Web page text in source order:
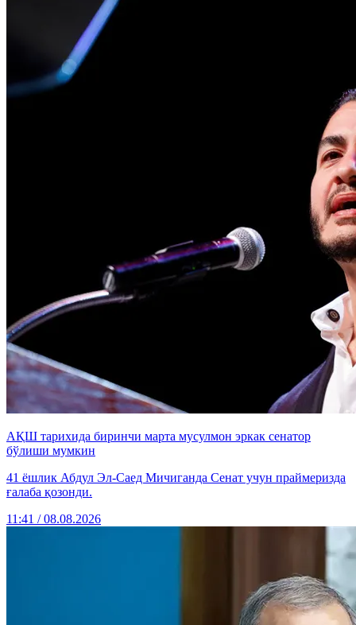
АҚШ тарихида биринчи марта мусулмон эркак сенатор
бўлиши мумкин
41 ёшлик Абдул Эл-Саед Мичиганда Сенат учун праймеризда
ғалаба қозонди.
11:41 / 08.08.2026